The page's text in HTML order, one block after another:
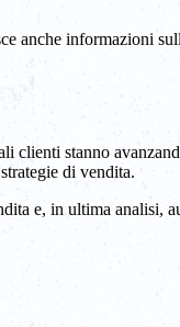
informazioni
clienti stanno
di vendita.
e, in ultima analisi,